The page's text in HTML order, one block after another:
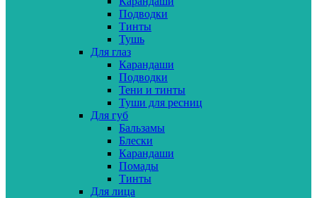
Подводки
Тинты
Тушь
Для глаз
Карандаши
Подводки
Тени и тинты
Туши для ресниц
Для губ
Бальзамы
Блески
Карандаши
Помады
Тинты
Для лица